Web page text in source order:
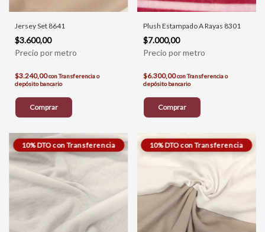
Jersey Set 8641
$3.600,00
$3.240,00conTransferencia o
depósito bancario
Comprar
Plush Estampado A Rayas 8301
$7.000,00
$6.300,00conTransferencia o
depósito bancario
Comprar